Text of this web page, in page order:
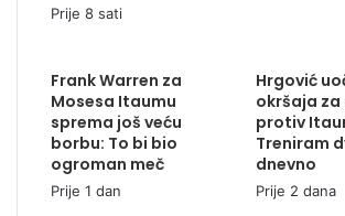
Prije 8 sati
Frank Warren za
Mosesa Itaumu
sprema još veću
borbu: To bi bio
ogroman meč
Prije 1 dan
Hrgović
okršaja za
protiv
Treniram
dnevno
Prije 2 dana